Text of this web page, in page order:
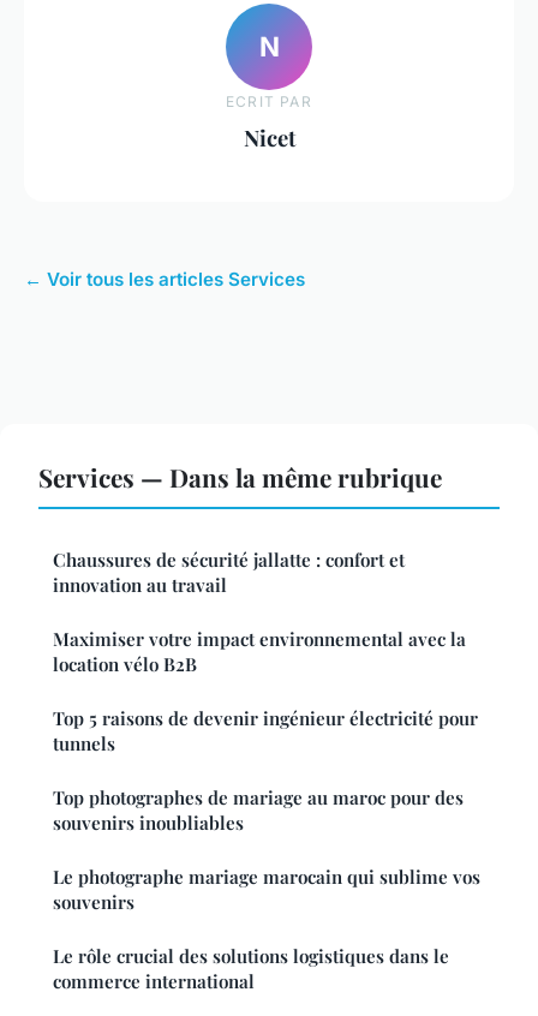
N
ECRIT PAR
Nicet
← Voir tous les articles Services
Services — Dans la même rubrique
Chaussures de sécurité jallatte : confort et
innovation au travail
Maximiser votre impact environnemental avec la
location vélo B2B
Top 5 raisons de devenir ingénieur électricité pour
tunnels
Top photographes de mariage au maroc pour des
souvenirs inoubliables
Le photographe mariage marocain qui sublime vos
souvenirs
Le rôle crucial des solutions logistiques dans le
commerce international